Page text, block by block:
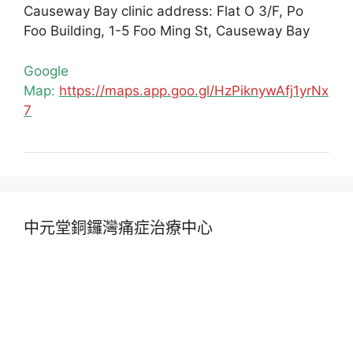
Causeway Bay clinic address: Flat O 3/F, Po
Foo Building, 1-5 Foo Ming St, Causeway Bay
Google
Map: https://maps.app.goo.gl/HzPiknywAfj1yrNx
7
中元堂銅鑼灣痛症治療中心